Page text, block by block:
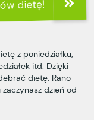
z poniedziałku,
itd. Dzięki
dietę. Rano
dzień od